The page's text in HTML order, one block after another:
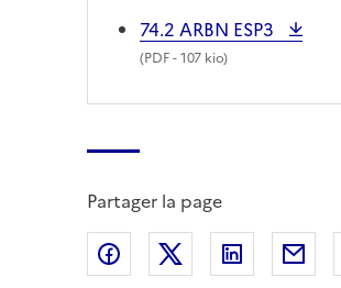
74.2 ARBN ESP3
(PDF- 107 kio)
Partager la page
Partager sur Facebook
Partager sur X
Partager